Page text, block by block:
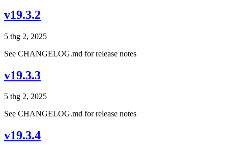
v19.3.2
5 thg 2, 2025
See CHANGELOG.md for release notes
v19.3.3
5 thg 2, 2025
See CHANGELOG.md for release notes
v19.3.4